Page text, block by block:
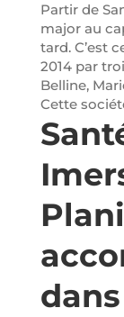
Partir de
major au
tard. C’est
2014 par
Belline,
Cette